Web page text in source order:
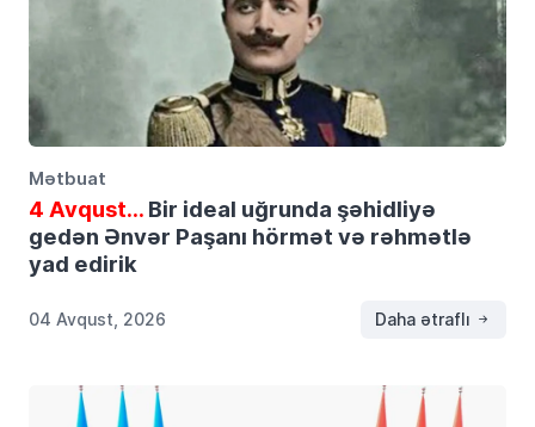
Mətbuat
4 Avqust…Bir ideal uğrunda şəhidliyə
gedən Ənvər Paşanı hörmət və rəhmətlə
yad edirik
04 Avqust, 2026 Daha ətraflı